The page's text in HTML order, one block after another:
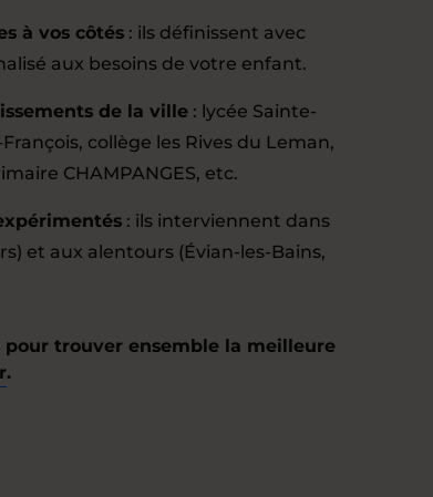
à vos côtés : ils définissent avec
aux besoins de votre enfant.
de la ville : lycée Sainte-
collège les Rives du Leman,
CHAMPANGES, etc.
: ils interviennent dans
et aux alentours (Évian-les-Bains,
pour trouver ensemble la meilleure
.